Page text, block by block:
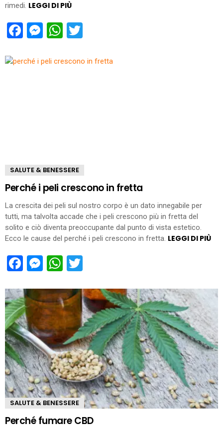
rimedi. LEGGI DI PIÙ
Facebook
Messenger
WhatsApp
SALUTE & BENESSERE
Perché i peli crescono in fretta
La crescita dei peli sul nostro corpo è un dato innegabile per
tutti, ma talvolta accade che i peli crescono più in fretta del
solito e ciò diventa preoccupante dal punto di vista estetico.
Ecco le cause del perché i peli crescono in fretta. LEGGI DI PIÙ
Facebook
Messenger
WhatsApp
SALUTE & BENESSERE
Perché fumare CBD